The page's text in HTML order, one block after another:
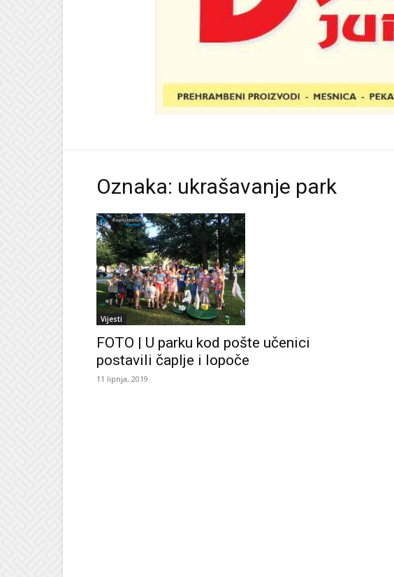
Oznaka: ukrašavanje park
Vijesti
FOTO | U parku kod pošte učenici
postavili čaplje i lopoče
11 lipnja, 2019